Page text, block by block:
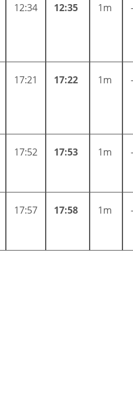
12:34 12:35 1m
17:21 17:22 1m
17:52 17:53 1m
17:57 17:58 1m